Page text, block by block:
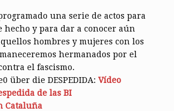
una serie de actos para
hecho y para dar a conocer aún
hombres y mujeres con los
hermanados por el
el fascismo.
über die DESPEDIDA: Vídeo
de las BI
Cataluña